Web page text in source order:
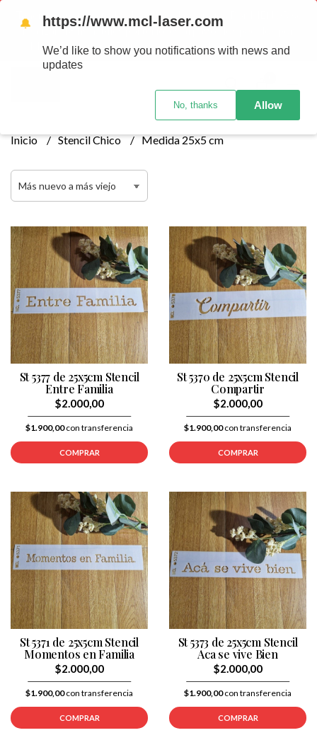
Tenemos envios a todo el pais!........ Los envios Por MENOR se
realizan 48 hs habiles porteriores al pago , los pedidos por
MAYOR se envian 7 dias posteriores al pago del pedido
Inicio Stencil Chico Medida 25x5 cm
St 5377 de 25x5cm Stencil
Entre Familia
$2.000,00
$1.900,00con transferencia
COMPRAR
St 5370 de 25x5cm Stencil
Compartir
$2.000,00
$1.900,00con transferencia
COMPRAR
St 5371 de 25x5cm Stencil
Momentos en Familia
$2.000,00
$1.900,00con transferencia
COMPRAR
St 5373 de 25x5cm Stencil
Aca se vive Bien
$2.000,00
$1.900,00con transferencia
COMPRAR
🔔 https://www.mcl-laser.com
We’d like to show you notifications with news and
updates
No, thanks Allow